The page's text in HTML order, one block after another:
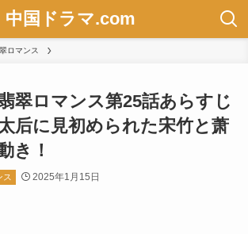
中国ドラマ.com
ロマンス
翠ロマンス第25話あらすじ
后に見初められた宋竹と萧
き！
ス 2025年1月15日